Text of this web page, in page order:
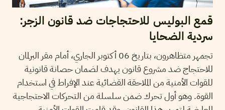
قمع البوليس للاحتجاجات ضد قانون الزجر:
سردية الضحايا
تجمهر متظاهرون، بتاريخ 06 أكتوبر الجاري، أمام مقر البرلمان
للاحتجاج ضد مشروع قانون يهدف لضمان حصانة قانونية
للقوات الأمنية من الملاحقة القضائية عند الإفراط في استخدام
القوة. وهو أول تحرك ضمن سلسلة من التحركات الاحتجاجية